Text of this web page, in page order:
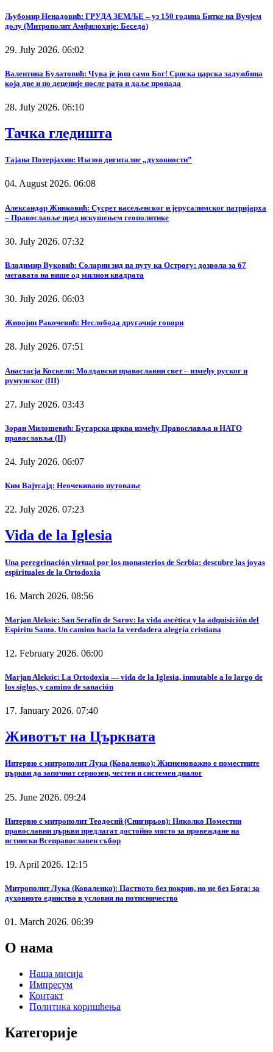
Љубомир Ненадовић: ГРУДА ЗЕМЉЕ – уз 150 година Битке на Вучјем
долу (Митрополит Амфилохије: Беседа)
29. July 2026. 06:02
Валентина Булатовић: Чува је још само Бог! Српска царска задужбина
која две и по деценије после рата и даље пропада
28. July 2026. 06:10
Тачка гледишта
Тајана Потерјахин: Изазов дигиталне „духовности”
04. August 2026. 06:08
Александар Живковић: Сусрет васељенског и јерусалимског патријарха
– Православље пред искушењем геополитике
30. July 2026. 07:32
Владимир Вуковић: Соларни зид на путу ка Острогу: дозвола за 67
мегавата на више од милион квадрата
30. July 2026. 06:03
Живојин Ракочевић: Неслобода другачије говори
28. July 2026. 07:51
Анастасја Коскело: Молдавски православни свет – између руског и
румунског (III)
27. July 2026. 03:43
Зоран Милошевић: Бугарска црква између Православља и НАТО
православља (II)
24. July 2026. 06:07
Ким Вајтсајд: Неочекивано путовање
22. July 2026. 07:23
Vida de la Iglesia
Una peregrinación virtual por los monasterios de Serbia: descubre las joyas
espirituales de la Ortodoxia
16. March 2026. 08:56
Marjan Aleksic: San Serafín de Sarov: la vida ascética y la adquisición del
Espíritu Santo. Un camino hacia la verdadera alegría cristiana
12. February 2026. 06:00
Marjan Aleksic: La Ortodoxia — vida de la Iglesia, inmutable a lo largo de
los siglos, y camino de sanación
17. January 2026. 07:40
Животът на Църквата
Интервю с митрополит Лука (Коваленко): Жизненоважно е поместните
църкви да започнат сериозен, честен и системен диалог
25. June 2026. 09:24
Интервю с митрополит Теодосий (Снигирьов): Няколко Поместни
православни църкви предлагат достойно място за провеждане на
истински Всеправославен събор
19. April 2026. 12:15
Митрополит Лука (Коваленко): Паството без покрив, но не без Бога: за
духовното единство в условия на потисничество
01. March 2026. 06:39
О нама
Наша мисија
Импресум
Контакт
Политика коришћења
Категорије